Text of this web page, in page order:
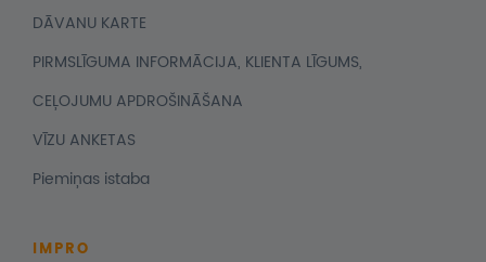
DĀVANU KARTE
PIRMSLĪGUMA INFORMĀCIJA, KLIENTA LĪGUMS,
CEĻOJUMU APDROŠINĀŠANA
VĪZU ANKETAS
Piemiņas istaba
IMPRO